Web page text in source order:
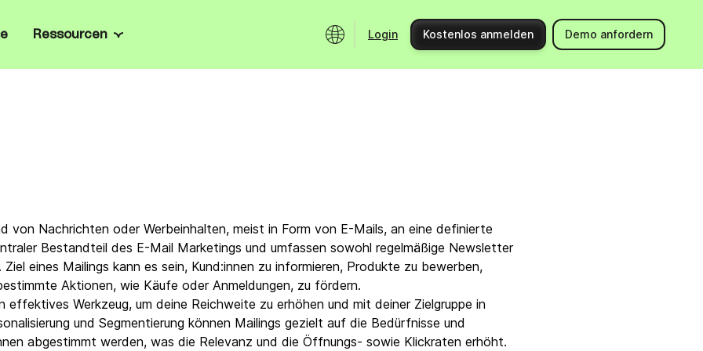
Web & Mobile Push
Chatbot
Wallet
ganz einfach.
Lösungen mit den
API, den SDKs und
Brevo.
Ressourcen
Newsletter-Vorlagen
E-Mail Marketing Softwares
Mailchimp-Alternativen
Gratis Marketing-Tools
Events
Partnerprogramm
Login Kostenlos anmelden Demo anfordern
von Nachrichten oder Werbeinhalten, meist in Form von E-Mails, an eine definierte
Bestandteil des E-Mail Marketings und umfassen sowohl regelmäßige Newsletter
Ziel eines Mailings kann es sein, Kund:innen zu informieren, Produkte zu bewerben,
Aktionen, wie Käufe oder Anmeldungen, zu fördern.
effektives Werkzeug, um deine Reichweite zu erhöhen und mit deiner Zielgruppe in
und Segmentierung können Mailings gezielt auf die Bedürfnisse und
abgestimmt werden, was die Relevanz und die Öffnungs- sowie Klickraten erhöht.